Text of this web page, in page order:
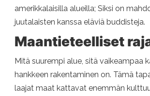
amerikkalaisilla alueilla; Siksi on
juutalaisten kanssa eläviä buddisteja.
Maantieteelliset
Mitä suurempi alue, sitä vaikeampaa
hankkeen rakentaminen on. Tämä
laajat maat kattavat enemmän